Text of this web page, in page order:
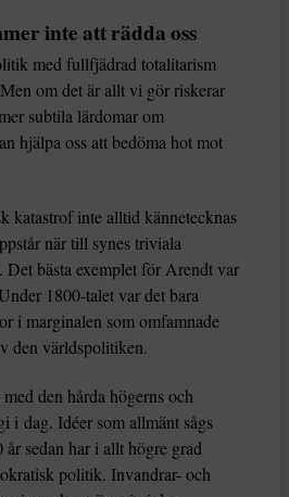
inte att rädda oss
med fullfjädrad totalitarism
om det är allt vi gör riskerar
subtila lärdomar om
hjälpa oss att bedöma hot mot
katastrof inte alltid kännetecknas
när till synes triviala
Det bästa exemplet för Arendt var
1800-talet var det bara
i marginalen som omfamnade
den världspolitiken.
den hårda högerns och
i dag. Idéer som allmänt sågs
år sedan har i allt högre grad
politik. Invandrar- och